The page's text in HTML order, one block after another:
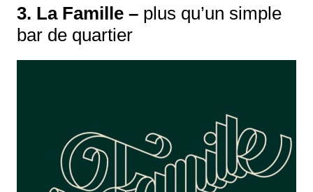
3. La Famille – plus qu’un simple
bar de quartier